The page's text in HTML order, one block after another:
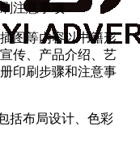
注意事项
图等内容以书籍形
传、产品介绍、艺
印刷步骤和注意事
布局设计、色彩